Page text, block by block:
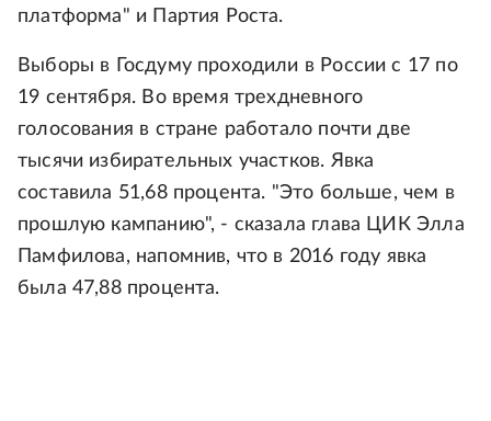
платформа" и Партия Роста.
Выборы в Госдуму проходили в России с 17 по
19 сентября. Во время трехдневного
голосования в стране работало почти две
тысячи избирательных участков. Явка
составила 51,68 процента. "Это больше, чем в
прошлую кампанию", - сказала глава ЦИК Элла
Памфилова, напомнив, что в 2016 году явка
была 47,88 процента.